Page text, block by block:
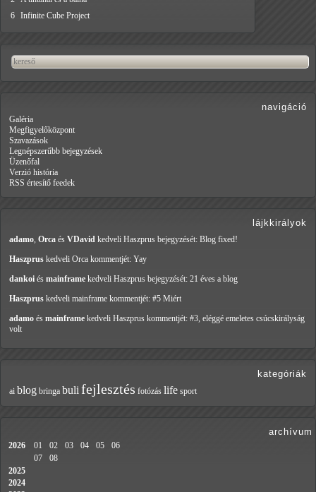
6 Infinite Cube Project
navigáció
Galéria
Megfigyelőközpont
Szavazások
Legnépszerűbb bejegyzések
Üzenőfal
Verzió história
RSS értesítő feedek
lájkkirályok
adamo, Orca és VDavid kedveli Haszprus bejegyzését: Blog fixed!
Haszprus kedveli Orca kommentjét: Yay
dankoi és mainframe kedveli Haszprus bejegyzését: 21 éves a blog
Haszprus kedveli mainframe kommentjét: #5 Miért
adamo és mainframe kedveli Haszprus kommentjét: #3, eléggé emeletes csúcskirályság
volt
kategóriák
ai blog bringa buli fejlesztés fotózás life sport
archívum
2026 01 02 03 04 05
06
07
08
2025
2024